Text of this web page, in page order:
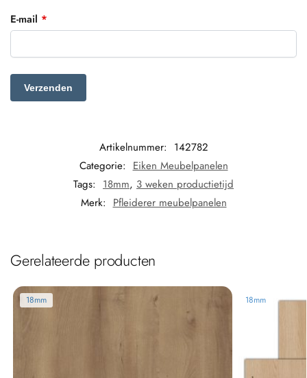
E-mail *
Artikelnummer: 142782
Categorie: Eiken Meubelpanelen
Tags: 18mm, 3 weken productietijd
Merk: Pfleiderer meubelpanelen
Gerelateerde producten
18mm 18mm